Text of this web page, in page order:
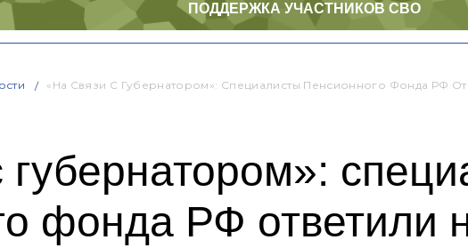
ПОДДЕРЖКА УЧАСТНИКОВ СВО
«На Связи С Губернатором»: Специалисты Пенсионного Фонда РФ
губернатором»:
фонда РФ ответили